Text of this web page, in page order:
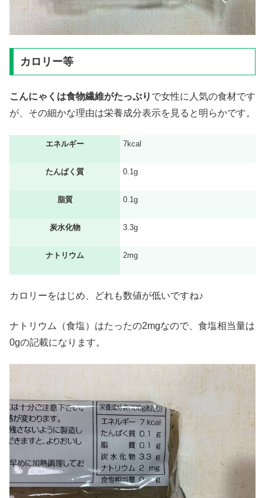
カロリー等
こんにゃくは食物繊維がたっぷり で女性に人気の食材です
が、その細かな理由は栄養成分表示を見ると明らかです。
エネルギー 7kcal
たんぱく質 0.1g
脂質 0.1g
炭水化物 3.3g
ナトリウム 2mg
カロリーをはじめ、どれも数値が低いですね♪
ナトリウム（食塩）はたったの2mgなので、食塩相当量は
0gの記載になります。